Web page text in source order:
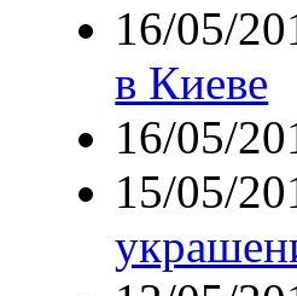
16/05/
в Киеве
16/05/
15/05/